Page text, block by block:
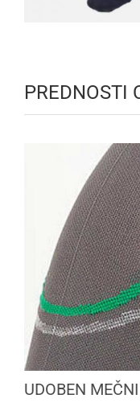
PREDNOSTI
UDOBEN